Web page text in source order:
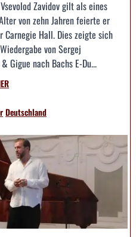
Zavidov gilt als eines
von zehn Jahren feierte er
Carnegie Hall. Dies zeigte sich
von Sergej
Gigue nach Bachs E-Du...
Deutschland